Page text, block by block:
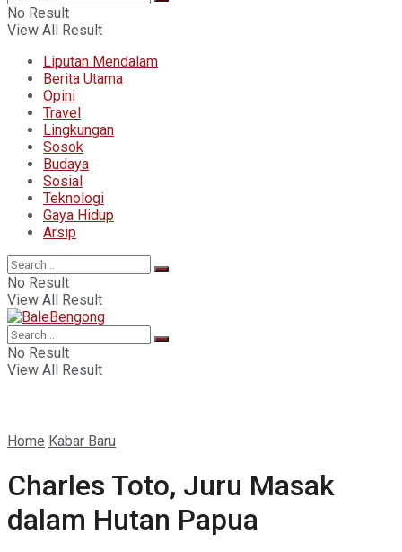
No Result
View All Result
Liputan Mendalam
Berita Utama
Opini
Travel
Lingkungan
Sosok
Budaya
Sosial
Teknologi
Gaya Hidup
Arsip
No Result
View All Result
No Result
View All Result
Home Kabar Baru
Charles Toto, Juru Masak
dalam Hutan Papua